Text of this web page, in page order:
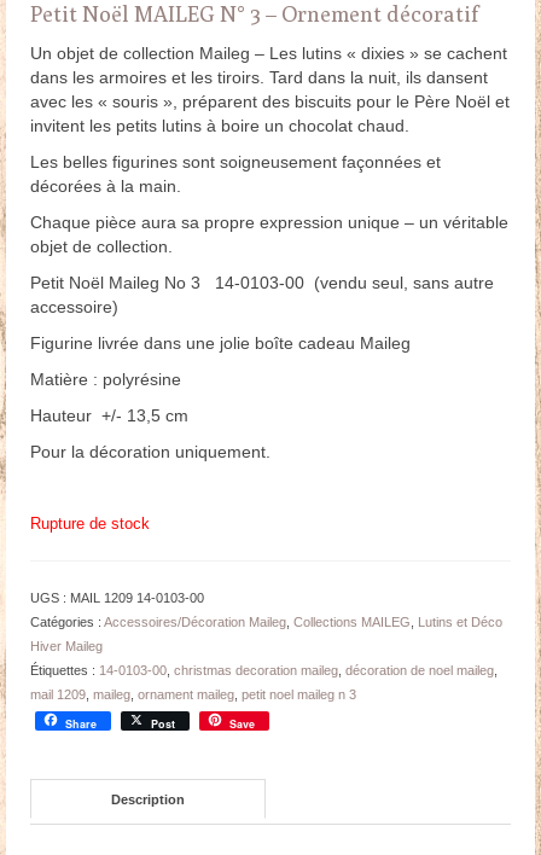
Petit Noël MAILEG N° 3 – Ornement décoratif
Un objet de collection Maileg – Les lutins « dixies » se cachent
dans les armoires et les tiroirs. Tard dans la nuit, ils dansent
avec les « souris », préparent des biscuits pour le Père Noël et
invitent les petits lutins à boire un chocolat chaud.
Les belles figurines sont soigneusement façonnées et
décorées à la main.
Chaque pièce aura sa propre expression unique – un véritable
objet de collection.
Petit Noël Maileg No 3 14-0103-00 (vendu seul, sans autre
accessoire)
Figurine livrée dans une jolie boîte cadeau Maileg
Matière : polyrésine
Hauteur +/- 13,5 cm
Pour la décoration uniquement.
Rupture de stock
UGS : MAIL 1209 14-0103-00
Catégories : Accessoires/Décoration Maileg Collections MAILEG
Lutins et Déco
Hiver Maileg
Étiquettes : 14-0103-00 christmas decoration maileg décoration de noel maileg
mail 1209 maileg ornament maileg petit noel maileg n 3
Share Post Save
Description